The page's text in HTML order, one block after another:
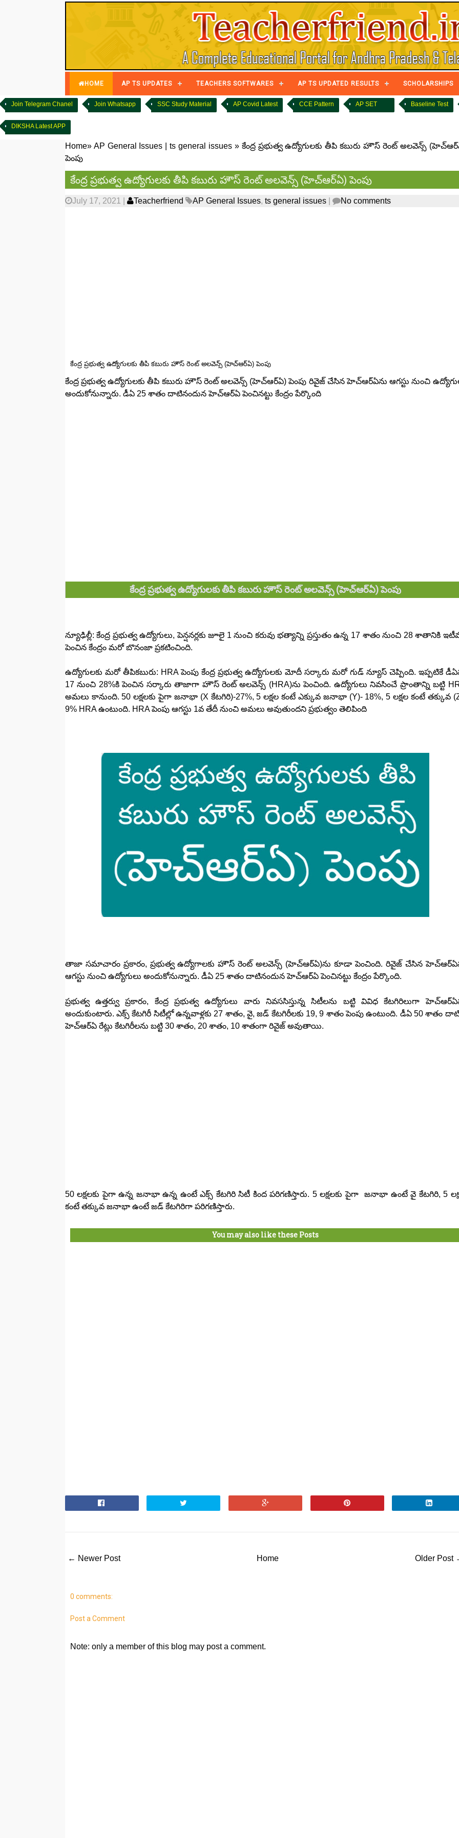
HOME AP TS UPDATES TEACHERS SOFTWARES AP TS UPDATED RESULTS SCHOLARSHIPS
Join Telegram Chanel Join Whatsapp SSC Study Material AP Covid Latest CCE Pattern AP SET Baseline Test
DIKSHA Latest APP
Home» AP General Issues |ts general issues » కేంద్ర ప్రభుత్వ ఉద్యోగులకు తీపి కబురు హౌస్ రెంట్ అలవెన్స్
పెంపు
కేంద్ర ప్రభుత్వ ఉద్యోగులకు తీపి కబురు హౌస్ రెంట్ అలవెన్స్ (హెచ్ఆర్ఏ) పెంపు
July 17, 2021 Teacherfriend AP General Issues, ts general issues| No comments
కేంద్ర ప్రభుత్వ ఉద్యోగులకు తీపి కబురు హౌస్ రెంట్ అలవెన్స్ (హెచ్ఆర్ఏ) పెంపు
కేంద్ర ప్రభుత్వ ఉద్యోగులకు తీపి కబురు హౌస్ రెంట్ అలవెన్స్ (హెచ్ఆర్ఏ) పెంపు రివైజ్ చేసిన హెచ్ఆర్ఏను ఆగస్టు నుంచి
అందుకోనున్నారు. డీఏ 25 శాతం దాటినందున హెచ్ఆర్ఏ పెంచినట్టు కేంద్రం పేర్కొంది
కేంద్ర ప్రభుత్వ ఉద్యోగులకు తీపి కబురు హౌస్ రెంట్ అలవెన్స్ (హెచ్ఆర్ఏ) పెంపు
న్యూఢిల్లీ: కేంద్ర ప్రభుత్వ ఉద్యోగులు, పెన్షనర్లకు జూలై 1 నుంచి కరువు భత్యాన్ని ప్రస్తుతం ఉన్న 17 శాతం నుంచి 28 శాతానికి
పెంచిన కేంద్రం మరో బొనంజా ప్రకటించింది.
ఉద్యోగులకు మరో తీపికబురు: HRA పెంపు కేంద్ర ప్రభుత్వ ఉద్యోగులకు మోదీ సర్కారు మరో గుడ్ న్యూస్ చెప్పింది. ఇప్పటికే
17 నుంచి 28%కి పెంచిన సర్కారు తాజాగా హౌస్ రెంట్ అలవెన్స్ (HRA)ను పెంచింది. ఉద్యోగులు నివసించే ప్రాంతాన్ని బట్టి
అమలు కానుంది. 50 లక్షలకు పైగా జనాభా (X కేటగిరి)-27%, 5 లక్షల కంటే ఎక్కువ జనాభా (Y)- 18%, 5 లక్షల కంటే తక్కువ
9% HRA ఉంటుంది. HRA పెంపు ఆగస్టు 1వ తేదీ నుంచి అమలు అవుతుందని ప్రభుత్వం తెలిపింది
తాజా సమాచారం ప్రకారం, ప్రభుత్వ ఉద్యోగాలకు హౌస్ రెంట్ అలవెన్స్ (హెచ్ఆర్ఏ)ను కూడా పెంచింది. రివైజ్ చేసిన
ఆగస్టు నుంచి ఉద్యోగులు అందుకోనున్నారు. డీఏ 25 శాతం దాటినందున హెచ్ఆర్ఏ పెంచినట్టు కేంద్రం పేర్కొంది.
ప్రభుత్వ ఉత్తర్వు ప్రకారం, కేంద్ర ప్రభుత్వ ఉద్యోగులు వారు నివససిస్తున్న సిటీలను బట్టి వివిధ కేటగిరిలుగా
అందుకుంటారు. ఎక్స్ కేటగిరీ సిటీల్లో ఉన్నవాళ్లకు 27 శాతం, వై, జడ్ కేటగిరీలకు 19, 9 శాతం పెంపు ఉంటుంది. డీఏ 50 శాతం
హెచ్ఆర్ఏ రేట్లు కేటగిరీలను బట్టి 30 శాతం, 20 శాతం, 10 శాతంగా రివైజ్ అవుతాయి.
50 లక్షలకు పైగా ఉన్న జనాభా ఉన్న ఉంటే ఎక్స్ కేటగిరి సిటీ కింద పరిగణిస్తారు. 5 లక్షలకు పైగా జనాభా ఉంటే వై కేటగిరి, 5
కంటే తక్కువ జనాభా ఉంటే జడ్ కేటగిరిగా పరిగణిస్తారు.
You may also like these Posts
← Newer Post Older Post
Home
0 comments:
Post a Comment
Note: only a member of this blog may post a comment.